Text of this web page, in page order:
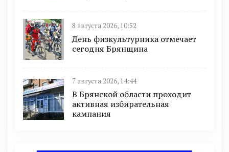
8 августа 2026, 10:52
День физкультурника отмечает
сегодня Брянщина
7 августа 2026, 14:44
В Брянской области проходит
активная избирательная
кампания